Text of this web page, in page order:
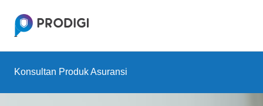
Konsultan Produk Asuransi